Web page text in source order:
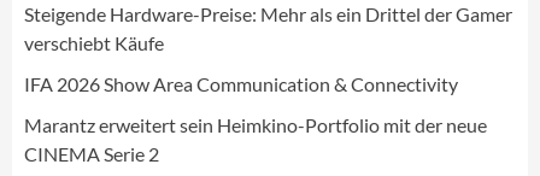
Steigende Hardware-Preise: Mehr als ein Drittel der Gamer
verschiebt Käufe
IFA 2026 Show Area Communication & Connectivity
Marantz erweitert sein Heimkino-Portfolio mit der neue
CINEMA Serie 2
5
NIQ kehrt zur IFA 2026 zurück und prägt
die Branchendebatte
Aktuell